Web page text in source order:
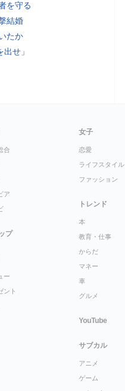
を守る
結婚
たか
せ」
合
ア
プ
ー
ント
女子
恋愛
ライフスタイル
ファッション
トレンド
本
教育・仕事
からだ
マネー
車
グルメ
YouTube
サブカル
アニメ
ゲーム